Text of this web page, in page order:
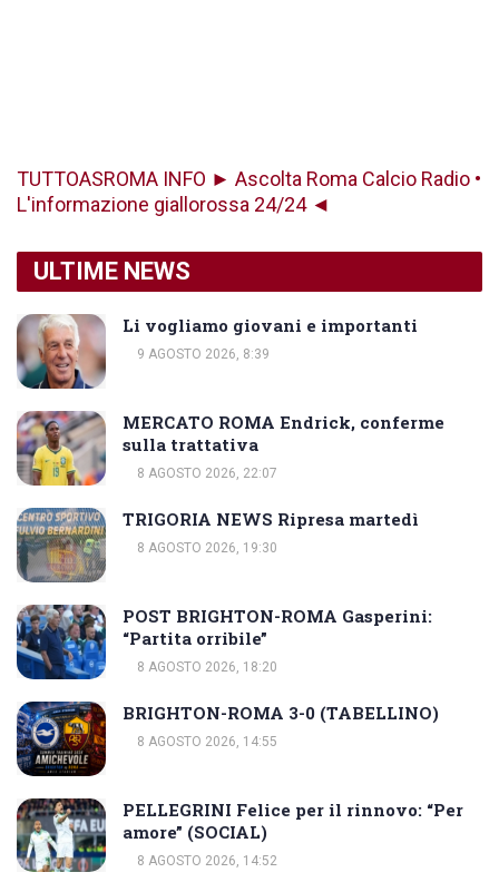
TUTTOASROMA INFO ► Ascolta Roma Calcio Radio •
L'informazione giallorossa 24/24 ◄
ULTIME NEWS
Li vogliamo giovani e importanti
9 AGOSTO 2026, 8:39
MERCATO ROMA Endrick, conferme
sulla trattativa
8 AGOSTO 2026, 22:07
TRIGORIA NEWS Ripresa martedì
8 AGOSTO 2026, 19:30
POST BRIGHTON-ROMA Gasperini:
“Partita orribile”
8 AGOSTO 2026, 18:20
BRIGHTON-ROMA 3-0 (TABELLINO)
8 AGOSTO 2026, 14:55
PELLEGRINI Felice per il rinnovo: “Per
amore” (SOCIAL)
8 AGOSTO 2026, 14:52